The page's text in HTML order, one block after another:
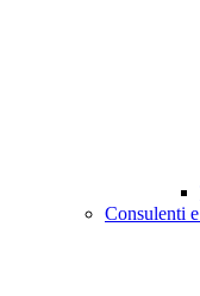
Consulenti